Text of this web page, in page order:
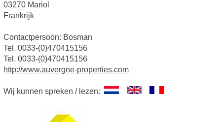
03270 Mariol
Frankrijk
Contactpersoon: Bosman
Tel. 0033-(0)470415156
Tel. 0033-(0)470415156
http://www.auvergne-properties.com
Wij kunnen spreken / lezen: